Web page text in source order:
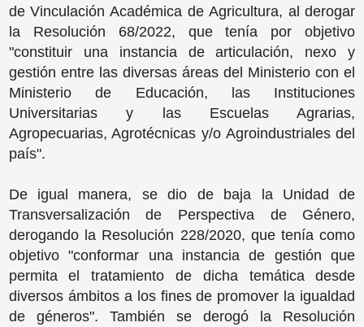
de Vinculación Académica de Agricultura, al derogar
la Resolución 68/2022, que tenía por objetivo
"constituir una instancia de articulación, nexo y
gestión entre las diversas áreas del Ministerio con el
Ministerio de Educación, las Instituciones
Universitarias y las Escuelas Agrarias,
Agropecuarias, Agrotécnicas y/o Agroindustriales del
país".
De igual manera, se dio de baja la Unidad de
Transversalización de Perspectiva de Género,
derogando la Resolución 228/2020, que tenía como
objetivo "conformar una instancia de gestión que
permita el tratamiento de dicha temática desde
diversos ámbitos a los fines de promover la igualdad
de géneros". También se derogó la Resolución